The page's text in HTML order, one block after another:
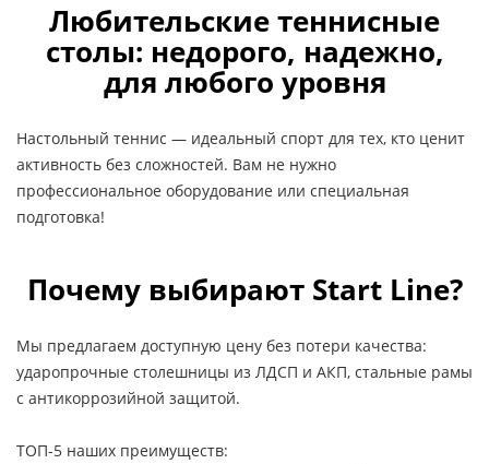
Любительские теннисные
столы: недорого, надежно,
для любого уровня
Настольный теннис — идеальный спорт для тех, кто ценит
активность без сложностей. Вам не нужно
профессиональное оборудование или специальная
подготовка!
Почему выбирают Start Line?
Мы предлагаем доступную цену без потери качества:
ударопрочные столешницы из ЛДСП и АКП, стальные рамы
с антикоррозийной защитой.
ТОП-5 наших преимуществ: